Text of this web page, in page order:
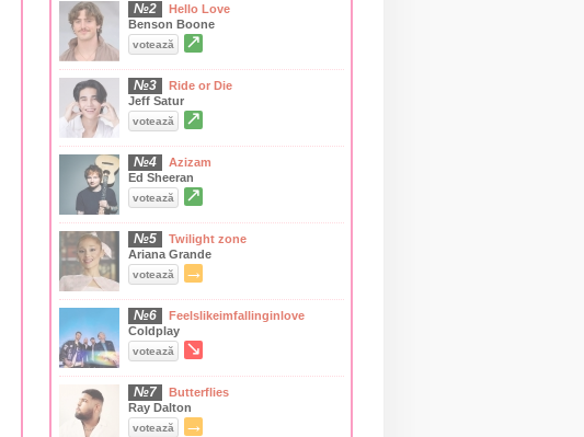
№2
Hello Love
Benson Boone
votează ↗
№3
Ride or Die
Jeff Satur
votează ↗
№4
Azizam
Ed Sheeran
votează ↗
№5
Twilight zone
Ariana Grande
votează →
№6
Feelslikeimfallinginlove
Coldplay
votează ↘
№7
Butterflies
Ray Dalton
votează →